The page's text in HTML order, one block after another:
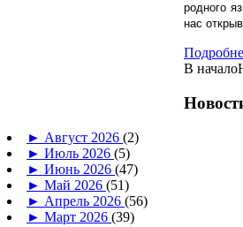
родного
нас
В начало
► Август 2026 (2)
► Июль 2026 (5)
► Июнь 2026 (47)
► Май 2026 (51)
► Апрель 2026 (56)
► Март 2026 (39)